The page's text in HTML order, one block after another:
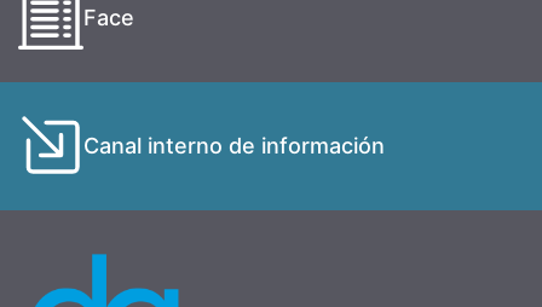
Face
Canal interno de información